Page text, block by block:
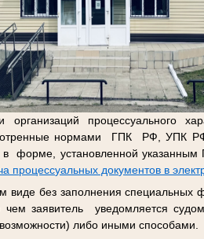
процессуального
нормами ГПК РФ, УПК
форме, установленной указанным
процессуальных документов в
виде без заполнения
заявитель уведомляется
либо иными способами.